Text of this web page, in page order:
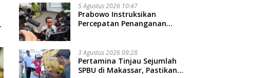
5 Agustus 2026 10:47
Prabowo Instruksikan
Percepatan Penanganan
3 Agustus 2026 09:28
Pertamina Tinjau Sejumlah
SPBU di Makassar, Pastikan